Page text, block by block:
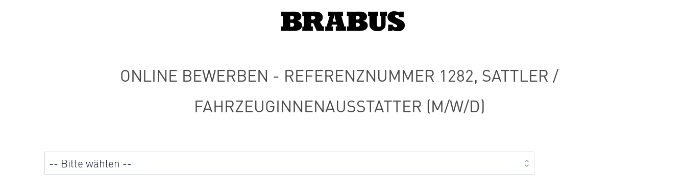
ONLINE BEWERBEN - REFERENZNUMMER 1282, SATTLER /
FAHRZEUGINNENAUSSTATTER (M/W/D)